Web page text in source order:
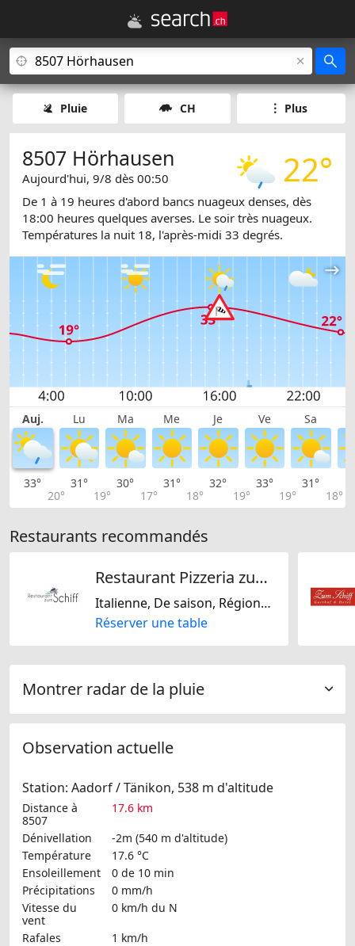
Pluie CH Plus
22°
8507 Hörhausen
Aujourd'hui, 9/8 dès 00:50
De 1 à 19 heures d'abord bancs nuageux denses, dès
18:00 heures quelques averses. Le soir très nuageux.
Températures la nuit 18, l'après-midi 33 degrés.
Auj. Lu Ma Me Je Ve Sa
33°
20°
31°
19°
30°
17°
31°
18°
32°
19°
33°
19°
31°
18°
Restaurants recommandés
Restaurant Pizzeria zum Schiff
Italienne, De saison, Régionale, Suisse
Réserver une table
Montrer radar de la pluie
Observation actuelle
Station: Aadorf / Tänikon, 538 m d'altitude
Distance à
8507
17.6 km
Dénivellation
-2m (540 m d'altitude)
Température
17.6 °C
Ensoleillement
0 de 10 min
Précipitations
0 mm/h
Vitesse du
vent
0 km/h du N
Rafales
1 km/h